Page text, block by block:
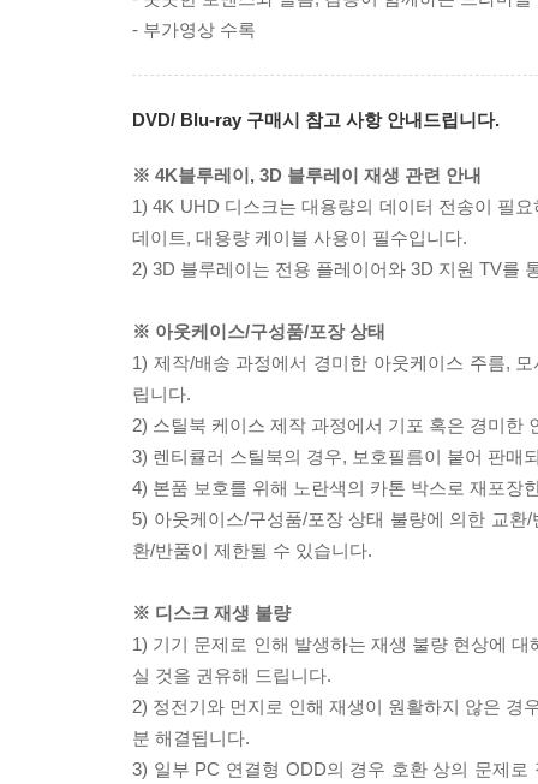
- 부가영상 수록
DVD/ Blu-ray 구매시 참고 사항 안내드립니다.
※ 4K블루레이, 3D 블루레이 재생 관련 안내
1) 4K UHD 디스크는 대용량의 데이터 전송이 필
데이트, 대용량 케이블 사용이 필수입니다.
2) 3D 블루레이는 전용 플레이어와 3D 지원 TV를
※ 아웃케이스/구성품/포장 상태
1) 제작/배송 과정에서 경미한 아웃케이스 주름,
립니다.
2) 스틸북 케이스 제작 과정에서 기포 혹은 경미한
3) 렌티큘러 스틸북의 경우, 보호필름이 붙어 판매
4) 본품 보호를 위해 노란색의 카톤 박스로 재포장
5) 아웃케이스/구성품/포장 상태 불량에 의한 교
환/반품이 제한될 수 있습니다.
※ 디스크 재생 불량
1) 기기 문제로 인해 발생하는 재생 불량 현상에
실 것을 권유해 드립니다.
2) 정전기와 먼지로 인해 재생이 원활하지 않은 경
분 해결됩니다.
3) 일부 PC 연결형 ODD의 경우 호환 상의 문제